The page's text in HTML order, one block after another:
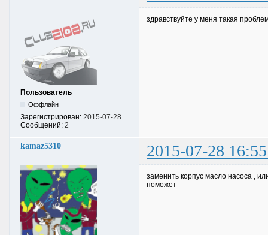
Пользователь
Оффлайн
Зарегистрирован: 2015-07-28
Сообщений: 2
здравствуйте у меня такая
kamaz5310 2015-07-28
заменить корпус масло насоса ,
поможет